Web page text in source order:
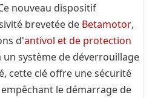
nouveau dispositif
brevetée de Betamotor,
d'antivol et de protection
un système de déverrouillage
cette clé offre une sécurité
le démarrage de